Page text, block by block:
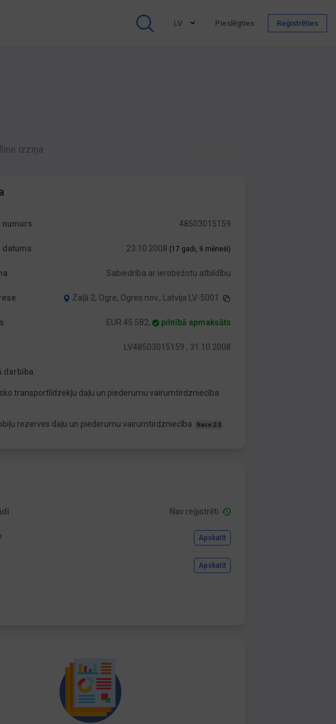
LV Pieslēgties Reģistrēties
izziņa
numurs 48503015159
datums 23.10.2008 (17 gadi, 9 mēneši)
Sabiedrība ar ierobežotu atbildību
Zaļā 2, Ogre, Ogres nov., Latvija LV-5001
EUR 45 582, pilnībā apmaksāts
LV48503015159 , 31.10.2008
darbība
transportlīdzekļu daļu un piederumu vairumtirdzniecība
rezerves daļu un piederumu vairumtirdzniecība Nace 2.0
Nav reģistrēti
Apskatīt
Apskatīt